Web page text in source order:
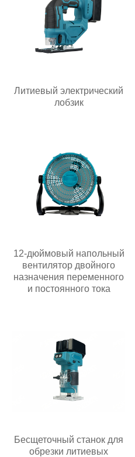
Литиевый электрический
лобзик
12-дюймовый напольный
вентилятор двойного
назначения переменного
и постоянного тока
Бесщеточный станок для
обрезки литиевых